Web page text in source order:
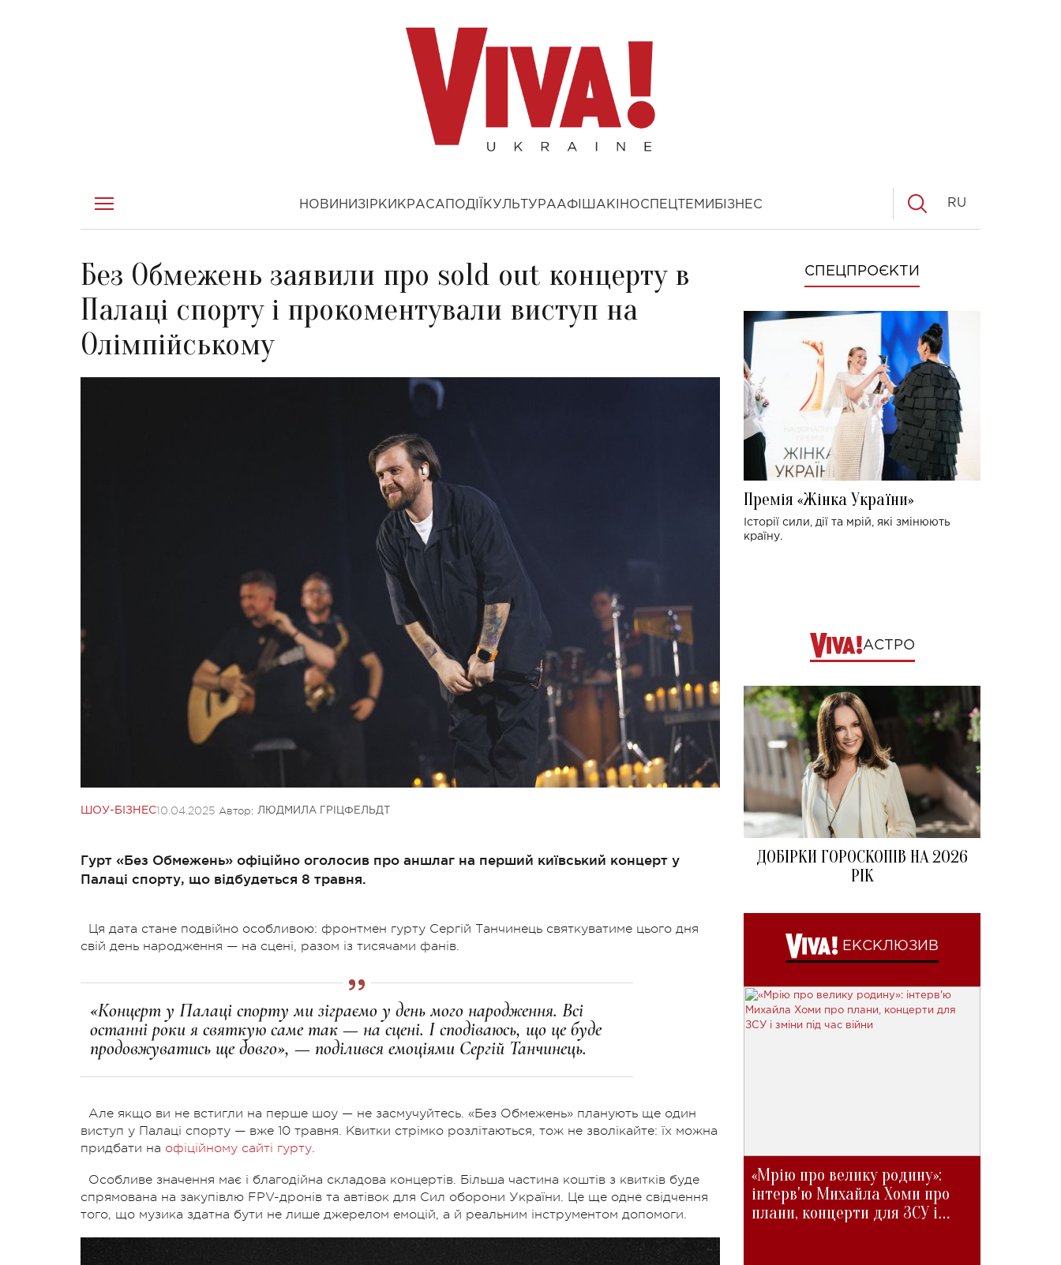
НОВИНИ ЗІРКИ КРАСА ПОДІЇ КУЛЬТУРААФІША КІНОСПЕЦТЕМИ БІЗНЕС RU
Без Обмежень заявили про sold out концерту в
Палаці спорту і прокоментували виступ на
Олімпійському
ШОУ-БІЗНЕС10.04.2025 Автор: ЛЮДМИЛА ГРІЦФЕЛЬДТ
Гурт «Без Обмежень» офіційно оголосив про аншлаг на перший київський концерт у
Палаці спорту, що відбудеться 8 травня.
Ця дата стане подвійно особливою: фронтмен гурту Сергій Танчинець святкуватиме цього дня
свій день народження — на сцені, разом із тисячами фанів.
«Концерт у Палаці спорту ми зіграємо у день мого народження. Всі
останні роки я святкую саме так — на сцені. І сподіваюсь, що це буде
продовжуватись ще довго», — поділився емоціями Сергій Танчинець.
Але якщо ви не встигли на перше шоу — не засмучуйтесь. «Без Обмежень» планують ще один
виступ у Палаці спорту — вже 10 травня. Квитки стрімко розлітаються, тож не зволікайте: їх можна
придбати на офіційному сайті гурту.
Особливе значення має і благодійна складова концертів. Більша частина коштів з квитків буде
спрямована на закупівлю FPV-дронів та автівок для Сил оборони України. Це ще одне свідчення
того, що музика здатна бути не лише джерелом емоцій, а й реальним інструментом допомоги.
СПЕЦПРОЄКТИ
Премія «Жінка України»
Історії сили, дії та мрій, які змінюють
країну.
АСТРО
ДОБІРКИ ГОРОСКОПІВ НА 2026
РІК
ЕКСКЛЮЗИВ
«Мрію про велику родину»:
інтерв'ю Михайла Хоми про
плани, концерти для ЗСУ і